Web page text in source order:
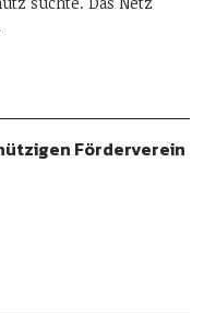
Förderverein